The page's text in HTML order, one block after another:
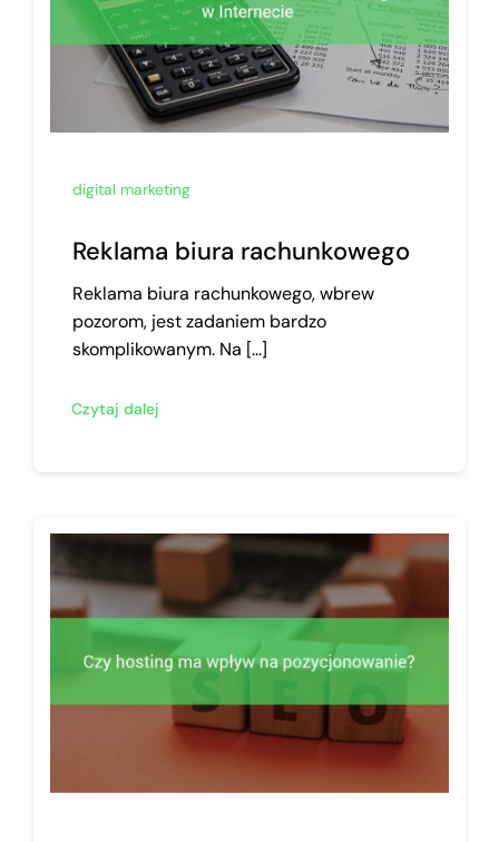
digital marketing
Reklama biura rachunkowego
Reklama biura rachunkowego, wbrew
pozorom, jest zadaniem bardzo
skomplikowanym. Na [...]
Czytaj dalej